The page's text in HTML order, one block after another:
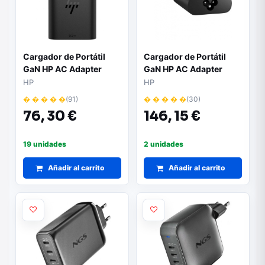
Cargador de Portátil
GaN HP AC Adapter
USB-C/ 65W/
Automático/ Voltaje
20V
HP
� � � � �(91)
76,30 €
19 unidades
Añadir al carrito
Cargador de Portátil
GaN HP AC Adapter
USB-C/ 65W/
Automático/ Voltaje
20V
HP
� � � � �(30)
146,15 €
2 unidades
Añadir al carrito